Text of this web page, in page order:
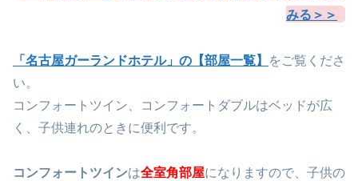
みる＞＞
「名古屋ガーランドホテル」の【部屋一覧】
をご覧くださ
い。
コンフォートツイン、コンフォートダブルはベッドが広
く、子供連れのときに便利です。
コンフォートツインは全室角部屋になりますので、子供の